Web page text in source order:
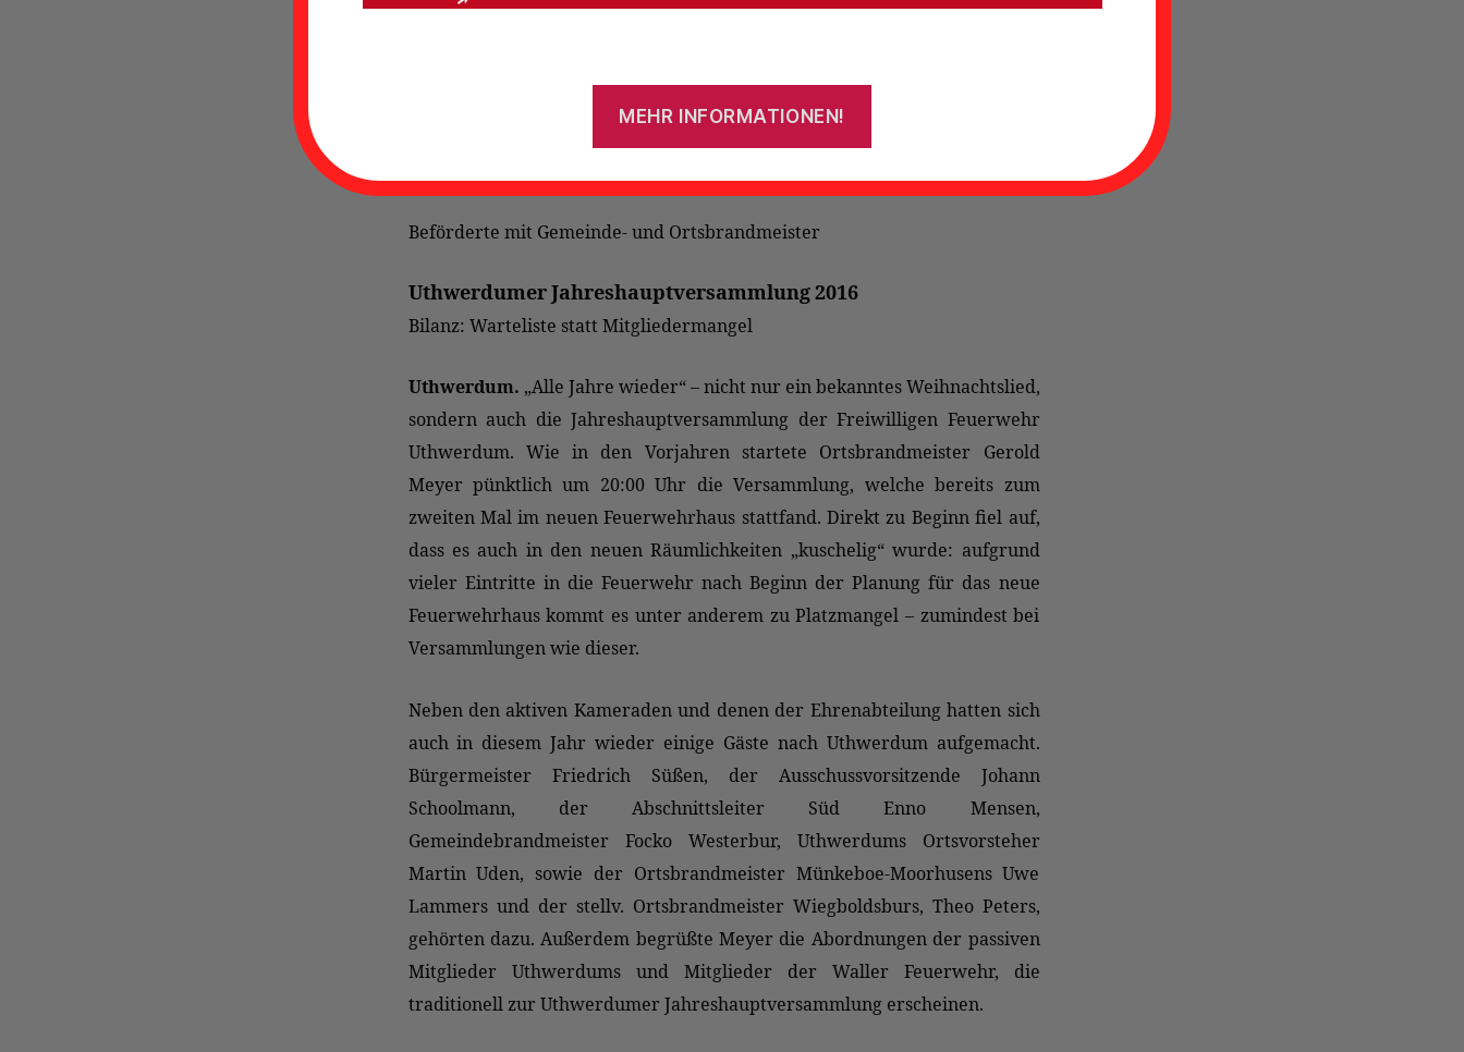
Beförderte mit Gemeinde- und Ortsbrandmeister
Uthwerdumer Jahreshauptversammlung 2016
Bilanz: Warteliste statt Mitgliedermangel
Uthwerdum. „Alle Jahre wieder“ – nicht nur ein bekanntes Weihnachtslied,
sondern auch die Jahreshauptversammlung der Freiwilligen Feuerwehr
Uthwerdum. Wie in den Vorjahren startete Ortsbrandmeister Gerold
Meyer pünktlich um 20:00 Uhr die Versammlung, welche bereits zum
zweiten Mal im neuen Feuerwehrhaus stattfand. Direkt zu Beginn fiel auf,
dass es auch in den neuen Räumlichkeiten „kuschelig“ wurde: aufgrund
vieler Eintritte in die Feuerwehr nach Beginn der Planung für das neue
Feuerwehrhaus kommt es unter anderem zu Platzmangel – zumindest bei
Versammlungen wie dieser.
Neben den aktiven Kameraden und denen der Ehrenabteilung hatten sich
auch in diesem Jahr wieder einige Gäste nach Uthwerdum aufgemacht.
Bürgermeister Friedrich Süßen, der Ausschussvorsitzende Johann
Schoolmann, der Abschnittsleiter Süd Enno Mensen,
Gemeindebrandmeister Focko Westerbur, Uthwerdums Ortsvorsteher
Martin Uden, sowie der Ortsbrandmeister Münkeboe-Moorhusens Uwe
Lammers und der stellv. Ortsbrandmeister Wiegboldsburs, Theo Peters,
gehörten dazu. Außerdem begrüßte Meyer die Abordnungen der passiven
Mitglieder Uthwerdums und Mitglieder der Waller Feuerwehr, die
traditionell zur Uthwerdumer Jahreshauptversammlung erscheinen.
MEHR INFORMATIONEN!